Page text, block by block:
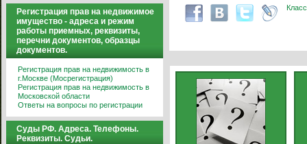
Регистрация прав на недвижимое
имущество - адреса и режим
работы приемных, реквизиты,
перечни документов, образцы
документов.
Регистрация прав на недвижимость в
г.Москве (Мосрегистрация)
Регистрация прав на недвижимость в
Московской области
Ответы на вопросы по регистрации
Суды РФ. Адреса. Телефоны.
Реквизиты. Судьи.